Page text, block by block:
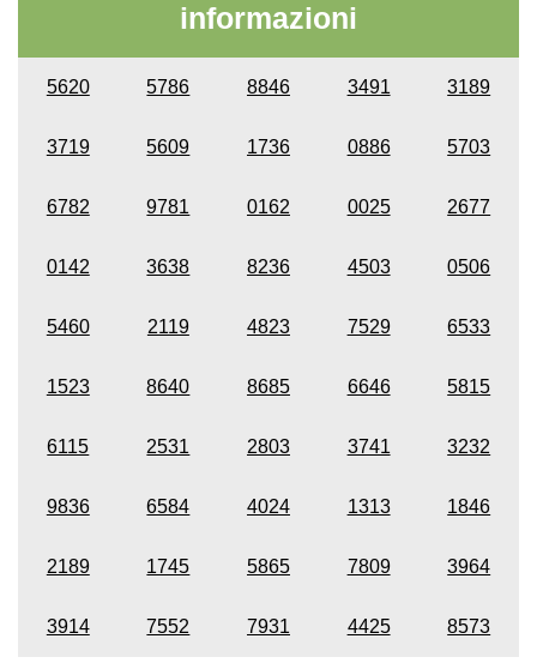
informazioni
5620 5786 8846 3491 3189
3719 5609 1736 0886 5703
6782 9781 0162 0025 2677
0142 3638 8236 4503 0506
5460 2119 4823 7529 6533
1523 8640 8685 6646 5815
6115 2531 2803 3741 3232
9836 6584 4024 1313 1846
2189 1745 5865 7809 3964
3914 7552 7931 4425 8573